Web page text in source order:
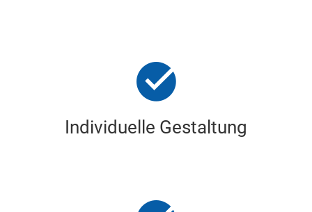
Individuelle Gestaltung